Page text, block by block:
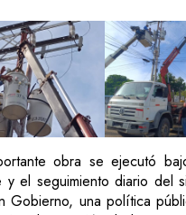
obra se ejecutó
y el seguimiento diario del
Gobierno, una política